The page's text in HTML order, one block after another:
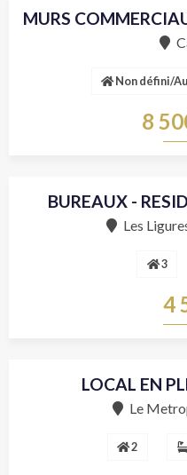
Vente
Non défini/
8
Location
BUREAUX -
Les
3
4
LOCAL EN
Le
2